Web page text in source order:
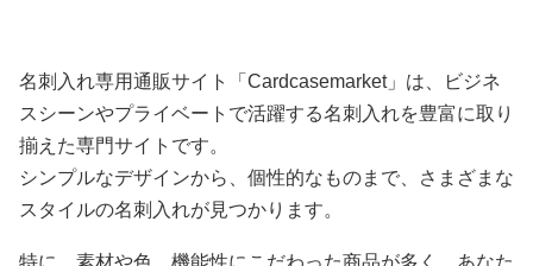
名刺入れ専用通販サイト「Cardcasemarket」は、ビジネ
スシーンやプライベートで活躍する名刺入れを豊富に取り
揃えた専門サイトです。
シンプルなデザインから、個性的なものまで、さまざまな
スタイルの名刺入れが見つかります。
特に、素材や色、機能性にこだわった商品が多く、あなた